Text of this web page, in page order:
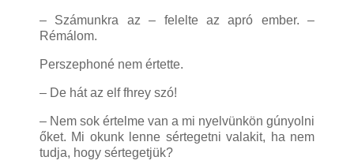
– Számunkra az – felelte az apró ember. –
Rémálom.
Perszephoné nem értette.
– De hát az elf fhrey szó!
– Nem sok értelme van a mi nyelvünkön gúnyolni
őket. Mi okunk lenne sértegetni valakit, ha nem
tudja, hogy sértegetjük?